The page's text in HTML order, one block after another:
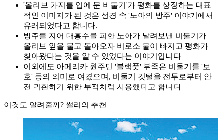
'올리브 가지를 입에 문 비둘기'가 평화를 상징하는 대표
적인 이미지가 된 것은 성경 속 '노아의 방주' 이야기에서
유래되었다고 합니다.
방주를 지어 대홍수를 피한 노아가 날려보낸 비둘기가
올리브 잎을 물고 돌아오자 비로소 물이 빠지고 평화가
찾아왔다는 것을 알 수 있었다는 이야기입니다.
이외에도 아메리카 원주민 '블랙풋' 부족은 비둘기를 '보
호' 등의 의미로 여겼으며, 비둘기 깃털을 전투로부터 안
전 귀환하기 위한 부적처럼 사용했다고 합니다.
이것도 알려줄까? 썰리의 추천